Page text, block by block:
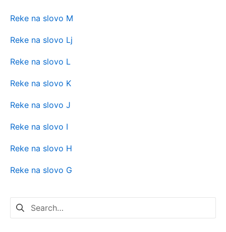
Reke na slovo M
Reke na slovo Lj
Reke na slovo L
Reke na slovo K
Reke na slovo J
Reke na slovo I
Reke na slovo H
Reke na slovo G
Pretraga
za: